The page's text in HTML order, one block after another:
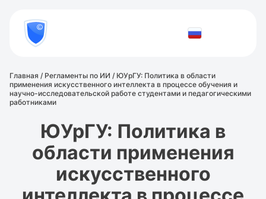
800
777-
81-Проверить
Главная / Регламенты по ИИ / ЮУрГУ: Политика в области
применения искусственного интеллекта в процессе обучения и
научно-исследовательской работе студентами и педагогическими
работниками
ЮУрГУ: Политика в
области применения
искусственного